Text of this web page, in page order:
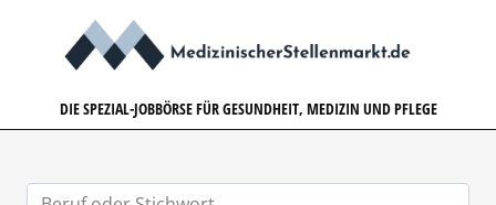
DIE SPEZIAL-JOBBÖRSE FÜR GESUNDHEIT, MEDIZIN UND PFLEGE